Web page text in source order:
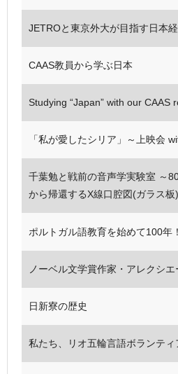
JETROと東京外大が目指す日本
CAAS教員から学ぶ日本
Studying “Japan” with our CAAS
「私が愛したシリア」～上映会
千葉勉と戦前の音声学実験室 ～
から帰還するX線口腔図(ガラス板
ポルトガル語教育を始めて100年！
ノーベル文学賞作家・アレクシ
日新寮の歴史
私たち、リオ五輪言語ボランティ